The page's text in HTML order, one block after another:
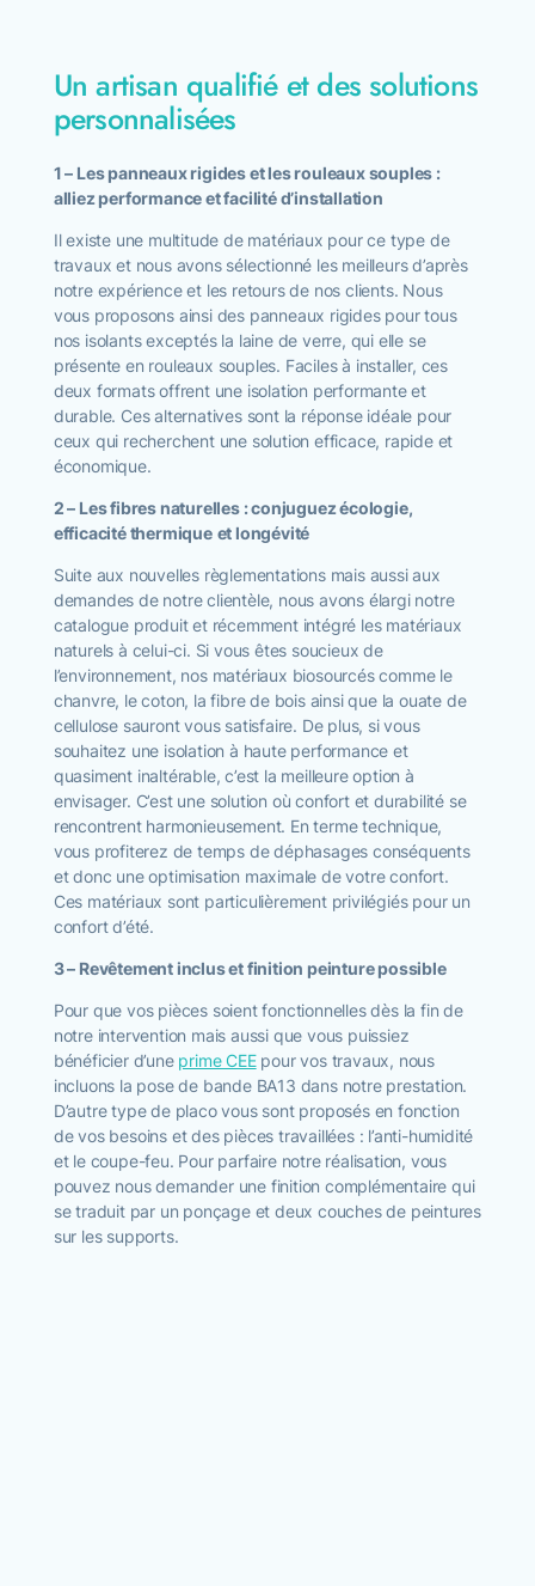
Un artisan qualifié et des solutions
personnalisées
1 – Les panneaux rigides et les rouleaux souples :
alliez performance et facilité d’installation
Il existe une multitude de matériaux pour ce type de
travaux et nous avons sélectionné les meilleurs d’après
notre expérience et les retours de nos clients. Nous
vous proposons ainsi des panneaux rigides pour tous
nos isolants exceptés la laine de verre, qui elle se
présente en rouleaux souples. Faciles à installer, ces
deux formats offrent une isolation performante et
durable. Ces alternatives sont la réponse idéale pour
ceux qui recherchent une solution efficace, rapide et
économique.
2 – Les fibres naturelles : conjuguez écologie,
efficacité thermique et longévité
Suite aux nouvelles règlementations mais aussi aux
demandes de notre clientèle, nous avons élargi notre
catalogue produit et récemment intégré les matériaux
naturels à celui-ci. Si vous êtes soucieux de
l’environnement, nos matériaux biosourcés comme le
chanvre, le coton, la fibre de bois ainsi que la ouate de
cellulose sauront vous satisfaire. De plus, si vous
souhaitez une isolation à haute performance et
quasiment inaltérable, c’est la meilleure option à
envisager. C’est une solution où confort et durabilité se
rencontrent harmonieusement. En terme technique,
vous profiterez de temps de déphasages conséquents
et donc une optimisation maximale de votre confort.
Ces matériaux sont particulièrement privilégiés pour un
confort d’été.
3 – Revêtement inclus et finition peinture possible
Pour que vos pièces soient fonctionnelles dès la fin de
notre intervention mais aussi que vous puissiez
bénéficier d’une prime CEEpour vos travaux, nous
incluons la pose de bande BA13 dans notre prestation.
D’autre type de placo vous sont proposés en fonction
de vos besoins et des pièces travaillées : l’anti-humidité
et le coupe-feu. Pour parfaire notre réalisation, vous
pouvez nous demander une finition complémentaire qui
se traduit par un ponçage et deux couches de peintures
sur les supports.